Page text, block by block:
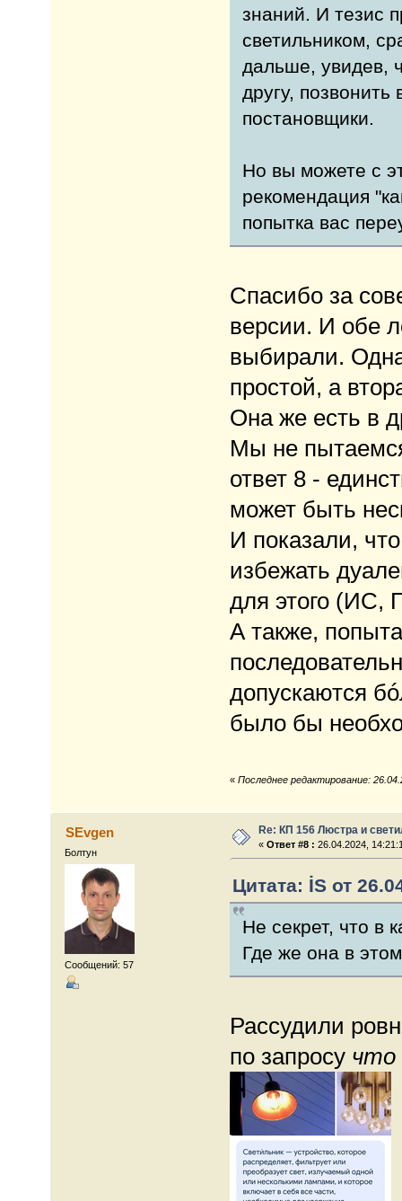
знаний. И тезис
светильником,
дальше, увидев,
другу,
постановщики.
Но вы можете с
рекомендация
попытка вас
Спасибо за
версии. И обе
выбирали.
простой, а
Она же есть в
Мы не
ответ 8 -
может быть
И показали,
избежать
для этого (ИС,
А также,
допускаются
было бы
« Последнее редактирование:
SEvgen
Болтун
Сообщений: 57
Re: КП 156 Люстра и
«Ответ #8 : 26.04.2024,
Цитата: İS от
Не секрет, что в
Где же она в
Рассудили
по запросу что